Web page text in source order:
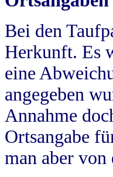
Bei den
Herkunft. Es
eine
angegeben
Annahme
Ortsangabe
man aber von